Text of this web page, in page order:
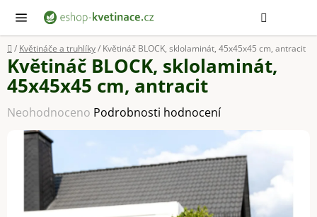
obsah
Domů
/ Květináče a truhlíky/ Květináč BLOCK, sklolaminát, 45x45x45 cm, antracit
Květináč BLOCK, sklolaminát,
45x45x45 cm, antracit
Průměrné
hodnocení
produktu
Neohodnoceno Podrobnosti hodnocení